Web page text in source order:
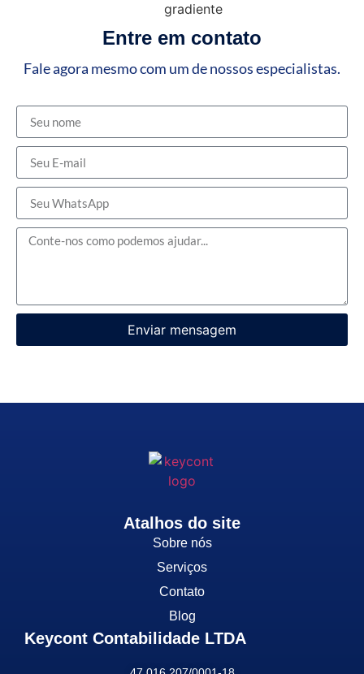
Entre em contato
Fale agora mesmo com um de nossos especialistas.
Enviar mensagem
Atalhos do site
Sobre nós
Serviços
Contato
Blog
Keycont Contabilidade LTDA